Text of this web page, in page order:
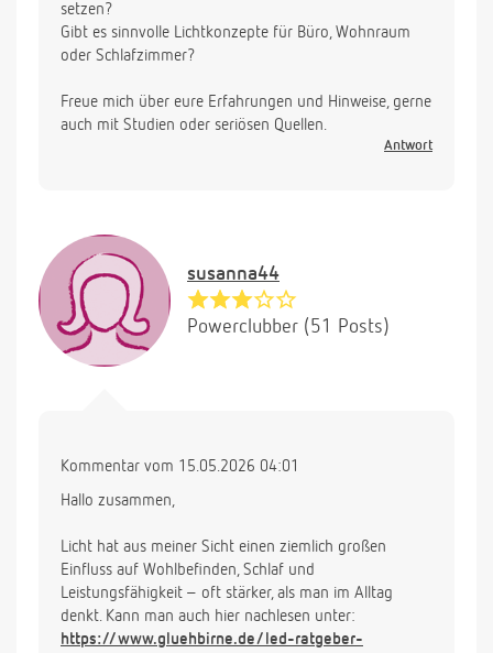
setzen?
Gibt es sinnvolle Lichtkonzepte für Büro, Wohnraum
oder Schlafzimmer?
Freue mich über eure Erfahrungen und Hinweise, gerne
auch mit Studien oder seriösen Quellen.
Antwort
susanna44
Powerclubber (51 Posts)
Kommentar vom 15.05.2026 04:01
Hallo zusammen,
Licht hat aus meiner Sicht einen ziemlich großen
Einfluss auf Wohlbefinden, Schlaf und
Leistungsfähigkeit – oft stärker, als man im Alltag
denkt. Kann man auch hier nachlesen unter:
https://www.gluehbirne.de/led-ratgeber-